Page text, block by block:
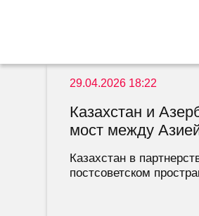
29.04.2026 18:22
Казахстан и
мост между
Казахстан в
постсоветском